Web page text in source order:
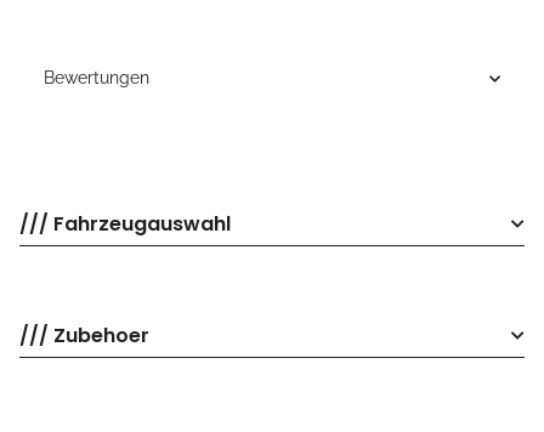
Bewertungen
/// Fahrzeugauswahl
/// Zubehoer